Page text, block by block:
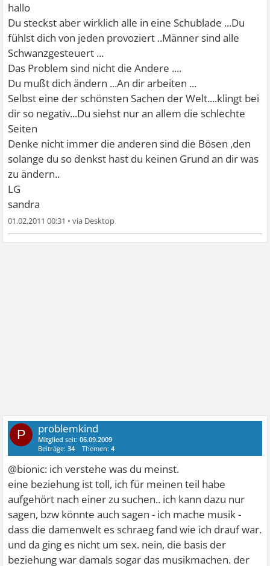
hallo
Du steckst aber wirklich alle in eine Schublade ...Du
fühlst dich von jeden provoziert ..Männer sind alle
Schwanzgesteuert ...
Das Problem sind nicht die Andere ....
Du mußt dich ändern ...An dir arbeiten ...
Selbst eine der schönsten Sachen der Welt....klingt bei
dir so negativ...Du siehst nur an allem die schlechte
Seiten
Denke nicht immer die anderen sind die Bösen ,den
solange du so denkst hast du keinen Grund an dir was
zu ändern..
LG
sandra
01.02.2011 00:31 •
P problemkind
Mitglied seit:06.09.2009
Beiträge:34 Themen:4
@bionic: ich verstehe was du meinst.
eine beziehung ist toll, ich für meinen teil habe
aufgehört nach einer zu suchen.. ich kann dazu nur
sagen, bzw könnte auch sagen - ich mache musik -
dass die damenwelt es schraeg fand wie ich drauf war.
und da ging es nicht um sex. nein, die basis der
beziehung war damals sogar das musikmachen. der